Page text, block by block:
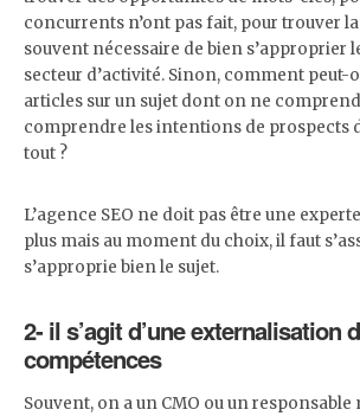
concurrents n’ont pas fait, pour trouver
souvent nécessaire de bien s’approprier
secteur d’activité. Sinon, comment peut-
articles sur un sujet dont on ne
comprendre les intentions de prospects
tout ?
L’agence SEO ne doit pas être une
plus mais au moment du choix, il faut
s’approprie bien le sujet.
2- il s’agit d’une externalisation
compétences
Souvent, on a un CMO ou un